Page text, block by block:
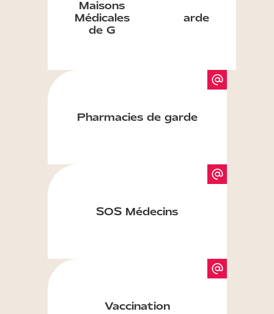
Maisons
Médicales
de G
arde
Pharmacies de garde
SOS Médecins
Vaccination